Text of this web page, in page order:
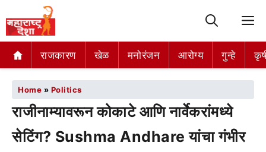
राजकारण खेळ मनोरंजन आरोग्य गुन्हे
Home » Politics
राजीनाम्यावरून कोकाटे आणि नार्वेकरांमध्ये
सेटिंग? Sushma Andhare यांचा गंभीर